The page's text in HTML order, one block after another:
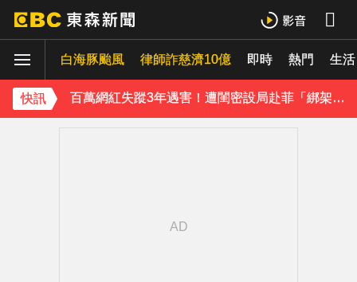
白海豚颱風 律師詐慈濟10億 即時 熱門 生活
快訊
庹宗康資產全給老婆！「名下只剩1台車」結婚15年保鮮秘訣曝
百萬網紅失蹤3年遇害！遭閨密設局赴菲「綁架撕票」千萬贖金救不回